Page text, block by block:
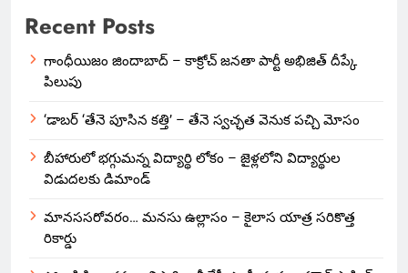
Recent Posts
గాంధీయిజం జిందాబాద్ – కాక్రోచ్ జనతా పార్టీ అభిజిత్ దీప్కే
పిలుపు
‘డాబర్ ‘తేనె పూసిన కత్తి’ – తేనె స్వచ్ఛత వెనుక పచ్చి మోసం
బీహారులో భగ్గుమన్న విద్యార్థి లోకం – జైళ్లలోని విద్యార్థుల
విడుదలకు డిమాండ్
మానససరోవరం… మనసు ఉల్లాసం – కైలాస యాత్ర సరికొత్త
రికార్డు